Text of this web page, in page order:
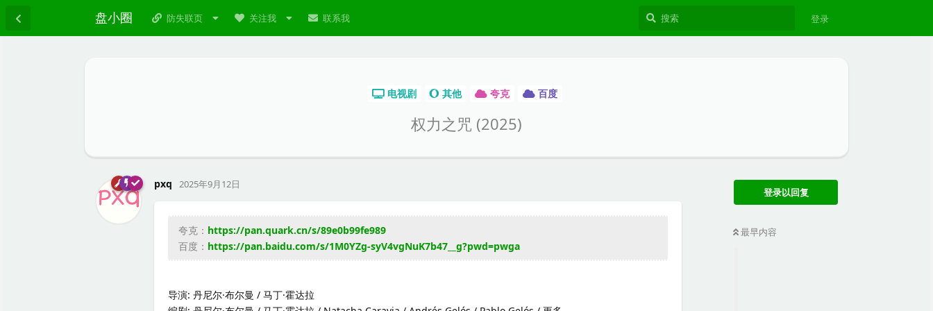
盘小圈 防失联页 关注我 联系我 登录
电视剧 其他 夸克 百度
权力之咒 (2025)
登录以回复
最早内容
pxq 2025年9月12日
夸克： https://pan.quark.cn/s/89e0b99fe989
百度： https://pan.baidu.com/s/1M0YZg-syV4vgNuK7b47__g?pwd=pwga
导演: 丹尼尔·布尔曼 / 马丁·霍达拉